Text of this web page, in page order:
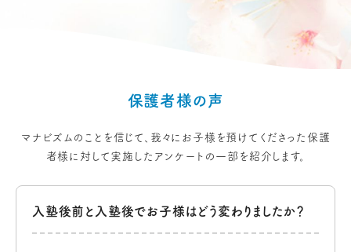
保護者様の声
マナビズムのことを信じて、我々にお子様を預けてくださった 保護
者様に対して実施した アンケートの一部を紹介します。
入塾後前と入塾後でお子様はどう変わりましたか？